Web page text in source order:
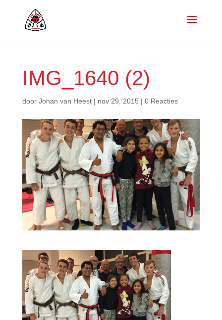
IMG_1640 (2)
door Johan van Heest| nov 29, 2015 | 0 Reacties